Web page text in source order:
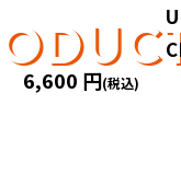
6,600 円(税込)